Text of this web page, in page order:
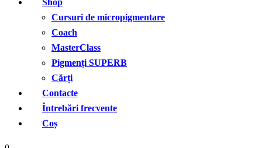
Shop
Cursuri de micropigmentare
Coach
MasterClass
Pigmenți SUPERB
Cărți
Contacte
Întrebări frecvente
Coș